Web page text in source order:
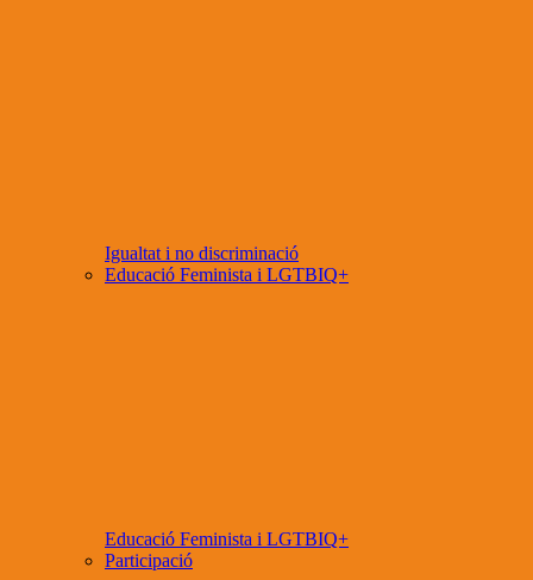
Igualtat i no discriminació
Educació Feminista i LGTBIQ+
Educació Feminista i LGTBIQ+
Participació